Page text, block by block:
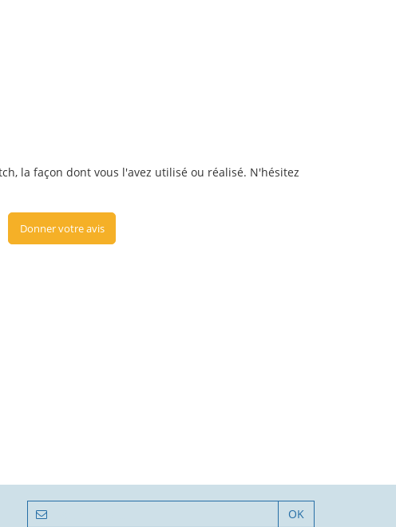
la façon dont vous l'avez utilisé ou réalisé. N'hésitez
Donner votre avis
OK